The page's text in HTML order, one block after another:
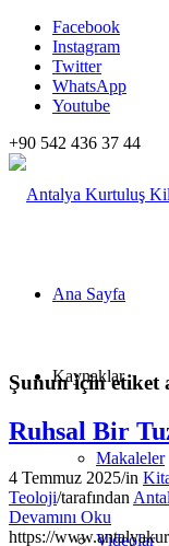
Facebook
Instagram
Twitter
WhatsApp
Youtube
+90 542 436 37 44
Ana Sayfa
Kaynaklar
Makaleler
Videolar
Şunun için etiket
Ruhsal Bir
4 Temmuz 2025/in
Teoloji/tarafından
Devamını Oku
https://